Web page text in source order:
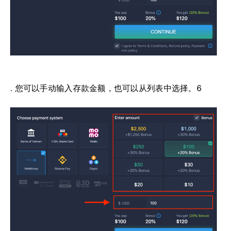
. 您可以手动输入存款金额，也可以从列表中选择。6